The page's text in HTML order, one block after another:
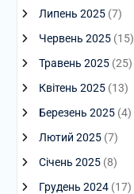
Липень 2025(7)
Червень 2025(15)
Травень 2025(25)
Квітень 2025(13)
Березень 2025(4)
Лютий 2025(7)
Січень 2025(8)
Грудень 2024(17)